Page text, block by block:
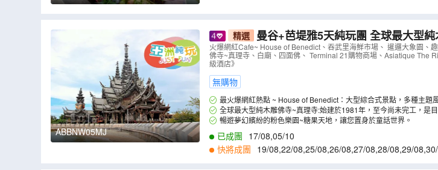
ABBNW05MJ
精選 曼谷+芭堤雅5天純玩團 全球最大型純木雕佛寺~真理寺、火爆網紅Cafe~ H
ouse of Benedict（ABBNW05MJ）
火爆網紅Cafe~ House of Benedict、吞武里海鮮市場、 暹邏大象園、
佛寺~真理寺、白廟、四面佛、 Terminal 21購物商場、Asiatique The
級酒店》
無購物
最火爆網紅熱點 ~ House of Benedict：大型綜合式景點，多種主題
浪旅舍等。
全球最大型純木雕佛寺~真理寺:始建於1981年，至今尚未完工，是
式建造，沒有使用一根釘子，非常壯觀！
暢遊夢幻繽紛的粉色樂園~糖果天地，讓您置身於童話世界。
已成團 17/08,05/10
快將成團 19/08,22/08,25/08,26/08,27/08,28/08,29/08,